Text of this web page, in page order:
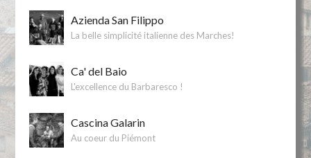
Azienda San Filippo
La belle simplicité italienne des Marches!
Ca' del Baio
L'excellence du Barbaresco !
Cascina Galarin
Au coeur du Piémont